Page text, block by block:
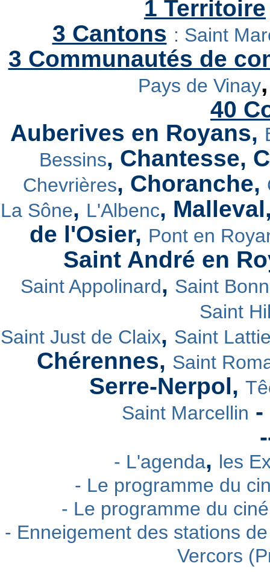
1 Territoire
3 Cantons : Saint
3 Communautés de
Pays de Vinay
40
Auberives en Royans,
Bessins, Chantesse,
Chevrières, Choranche,
La Sône, L'Albenc,
de l'Osier, Pont en
Saint André en
Saint Appolinard, Saint
Saint
Saint Just de Claix, Saint
Chérennes, Saint
Serre-Nerpol,
Saint Marcellin -
- L'agenda, les
- Le programme du
- Le programme du
- Enneigement des stations
Vercors